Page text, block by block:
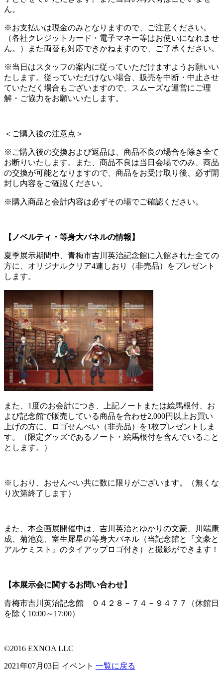
ん。
※お支払いは現金のみとなりますので、ご注意ください。
（各社クレジットカード・電子マネー等はお使いになれませ
ん。）また両替も対応できかねますので、ご了承ください。
※当日はスタッフの案内に従っていただけますようお願いい
たします。従っていただけない場合、販売を中断・中止させ
ていただく場合もございますので、スムーズな運営にご理
解・ご協力をお願いいたします。
＜ご購入後の注意点＞
※ご購入後の交換および返品は、商品不良の場合を除き全て
お断りいたします。また、商品不良は当日会場でのみ、商品
の交換が可能となりますので、商品をお受け取り後、必ず開
封し内容をご確認ください。
※購入商品と会計内容は必ずその場でご確認ください。
【ノベルティ・等身大パネルの情報】
夏季展示期間中、青梅市吉川英治記念館に入館された全ての
方に、オリジナルクリア4連しおり（非売品）をプレゼント
します。
また、 1 度のお会計につき、上記ノートまたは絵馬根付、お
よび記念館で販売している商品を合わせ2,000円以上お買い
上げの方に、ロゴせんべい（非売品）を1枚プレゼントしま
す。（限定グッズであるノート・絵馬根付を含んでいること
とします。）
※しおり、おせんべい共に数に限りがございます。（無くな
り次第終了します）
また、本企画展開催中は、吉川英治とゆかりの文豪、川端康
成、菊池寛、室生犀星の等身大パネル（当記念館と『文豪と
アルケミスト』のタイアップロゴ付き）と撮影ができます！
【本展示会に関するお問い合わせ】
青梅市吉川英治記念館 ０４２８－７４－９４７７（休館日
を除く 10:00～ 17:00）
©2016 EXNOA LLC
2021年07月03日 イベント 一覧に戻る